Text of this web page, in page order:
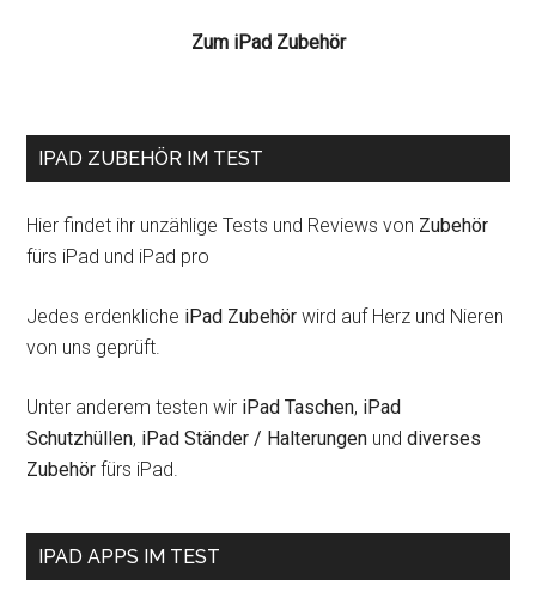
Zum iPad Zubehör
IPAD ZUBEHÖR IM TEST
Hier findet ihr unzählige Tests und Reviews von Zubehör
fürs iPad und iPad pro
Jedes erdenkliche iPad Zubehör wird auf Herz und Nieren
von uns geprüft.
Unter anderem testen wir iPad Taschen, iPad
Schutzhüllen, iPad Ständer / Halterungen unddiverses
Zubehör fürs iPad.
IPAD APPS IM TEST